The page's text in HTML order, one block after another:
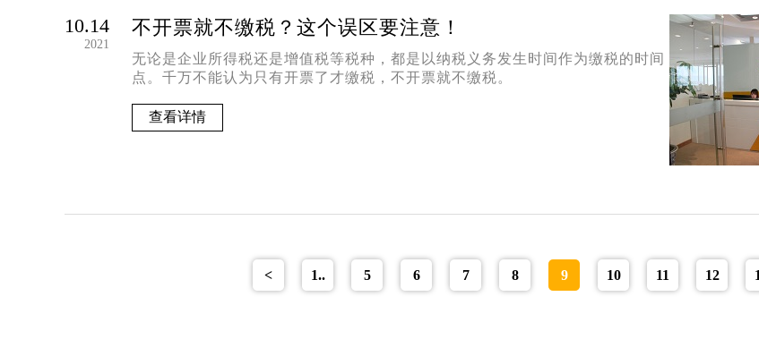
10.14
2021
不开票就不缴税？这个误区要注意！
无论是企业所得税还是增值税等税种，都是以纳税义务发生时间作为缴税的时间
点。千万不能认为只有开票了才缴税，不开票就不缴税。
查看详情
< 1.. 5 6 7 8 9 10 11 12